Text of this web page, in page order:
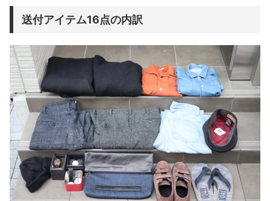
送付アイテム16点の内訳